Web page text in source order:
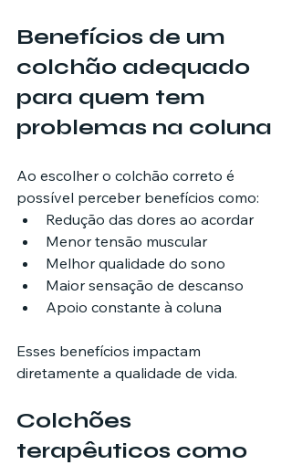
Benefícios de um
colchão adequado
para quem tem
problemas na coluna
Ao escolher o colchão correto é
possível perceber benefícios como:
Redução das dores ao acordar
Menor tensão muscular
Melhor qualidade do sono
Maior sensação de descanso
Apoio constante à coluna
Esses benefícios impactam
diretamente a qualidade de vida.
Colchões
terapêuticos como